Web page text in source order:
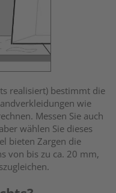
realisiert) bestimmt die
wie
Messen Sie auch
wählen Sie dieses
bieten Zargen die
von bis zu ca. 20 mm,